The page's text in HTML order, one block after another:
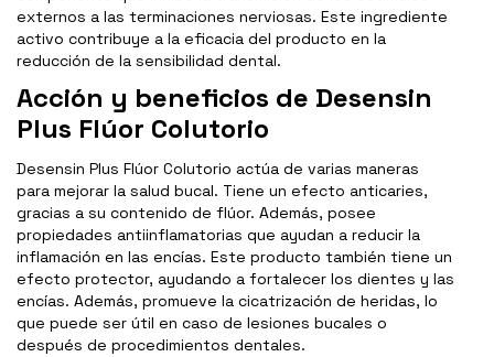
externos a las terminaciones nerviosas. Este ingrediente
activo contribuye a la eficacia del producto en la
reducción de la sensibilidad dental.
Acción y beneficios de Desensin
Plus Flúor Colutorio
Desensin Plus Flúor Colutorio actúa de varias maneras
para mejorar la salud bucal. Tiene un efecto anticaries,
gracias a su contenido de flúor. Además, posee
propiedades antiinflamatorias que ayudan a reducir la
inflamación en las encías. Este producto también tiene un
efecto protector, ayudando a fortalecer los dientes y las
encías. Además, promueve la cicatrización de heridas, lo
que puede ser útil en caso de lesiones bucales o
después de procedimientos dentales.